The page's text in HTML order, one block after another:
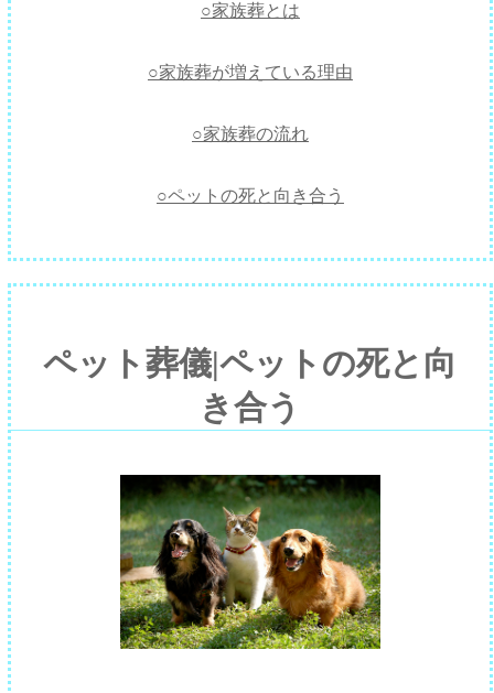
○家族葬とは
○家族葬が増えている理由
○家族葬の流れ
○ペットの死と向き合う
ペット葬儀|ペットの死と向
き合う